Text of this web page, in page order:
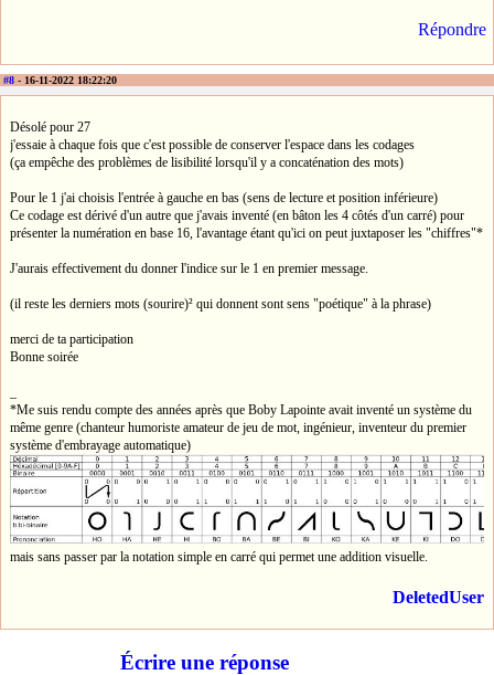
Répondre
#8 - 16-11-2022 18:22:20
Désolé pour 27
j'essaie à chaque fois que c'est possible de conserver l'espace dans les codages
(ça empêche des problèmes de lisibilité lorsqu'il y a concaténation des mots)
Pour le 1 j'ai choisis l'entrée à gauche en bas (sens de lecture et position inférieure)
Ce codage est dérivé d'un autre que j'avais inventé (en bâton les 4 côtés d'un carré) pour
présenter la numération en base 16, l'avantage étant qu'ici on peut juxtaposer les "chiffres"*
J'aurais effectivement du donner l'indice sur le 1 en premier message.
(il reste les derniers mots (sourire)² qui donnent sont sens "poétique" à la phrase)
merci de ta participation
Bonne soirée
*Me suis rendu compte des années après que Boby Lapointe avait inventé un système du
même genre (chanteur humoriste amateur de jeu de mot, ingénieur, inventeur du premier
système d'embrayage automatique)
mais sans passer par la notation simple en carré qui permet une addition visuelle.
DeletedUser
Écrire une réponse